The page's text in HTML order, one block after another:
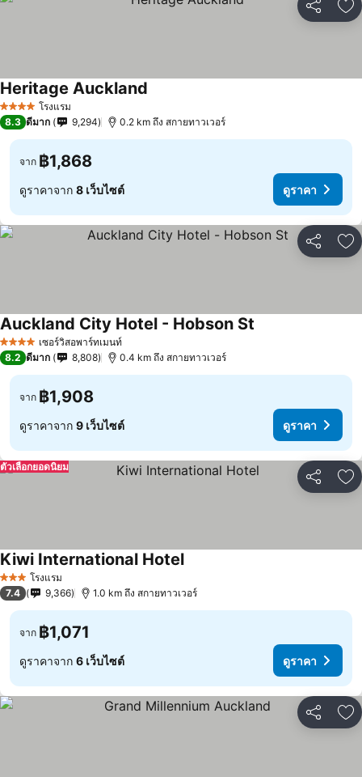
แชร์ เ
4 ดาว โรงแรม
Heritage Auckland
8.3 ดีมาก 9,294 0.2 km ถึง สกายทาวเวอร์
จาก ฿1,868
ดูราคาจาก 8 เว็บไซต์ ดูราคา
แชร์ เ
4 ดาว เซอร์วิสอพาร์ทเมนท์
Auckland City Hotel - Hobson St
8.2 ดีมาก 8,808 0.4 km ถึง สกายทาวเวอร์
จาก ฿1,908
ดูราคาจาก 9 เว็บไซต์ ดูราคา
แชร์ เ
ตัวเลือกยอดนิยม
3 ดาว โรงแรม
Kiwi International Hotel
7.4 9,366 1.0 km ถึง สกายทาวเวอร์
จาก ฿1,071
ดูราคาจาก 6 เว็บไซต์ ดูราคา
แชร์ เ